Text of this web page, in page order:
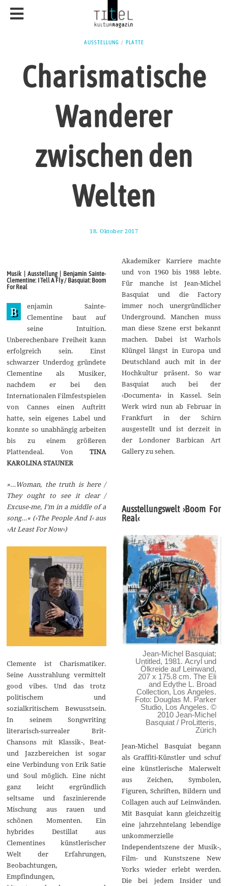
AUSSTELLUNG / PLATTE
Charismatische
Wanderer
zwischen den
Welten
18. Oktober 2017
a
2
0
1
8
Musik | Ausstellung | Benjamin Sainte-
Clementine: I Tell A Fly / Basquiat: Boom
For Real
B
enjamin Sainte-
Clementine baut auf
seine Intuition.
Unberechenbare Freiheit kann
erfolgreich sein. Einst
schwarzer Underdog gründete
Clementine als Musiker,
nachdem er bei den
Internationalen Filmfestspielen
von Cannes einen Auftritt
hatte, sein eigenes Label und
konnte so unabhängig arbeiten
bis zu einem größeren
Plattendeal. VonTINA
KAROLINA STAUNER
»…Woman, the truth is here /
They ought to see it clear /
Excuse-me, I’m in a middle of a
song…« (›The People And I‹ aus
›At Least For Now‹)
Clemente ist Charismatiker.
Seine Ausstrahlung vermittelt
good vibes. Und das trotz
politischem und
sozialkritischem Bewusstsein.
In seinem Songwriting
literarisch-surrealer Brit-
Chansons mit Klassik-, Beat-
und Jazzbereichen ist sogar
eine Verbindung von Erik Satie
und Soul möglich. Eine nicht
ganz leicht ergründlich
seltsame und faszinierende
Mischung aus rauen und
schönen Momenten. Ein
hybrides Destillat aus
Clementines künstlerischer
Welt der Erfahrungen,
Beobachtungen,
Empfindungen,
Akademiker Karriere machte
und von 1960 bis 1988 lebte.
Für manche ist Jean-Michel
Basquiat und die Factory
immer noch unergründlicher
Underground. Manchen muss
man diese Szene erst bekannt
machen. Dabei ist Warhols
Klüngel längst in Europa und
Deutschland auch mit in der
Hochkultur präsent. So war
Basquiat auch bei der
›Documenta‹ in Kassel. Sein
Werk wird nun ab Februar in
Frankfurt in der Schirn
ausgestellt und ist derzeit in
der Londoner Barbican Art
Gallery zu sehen.
Ausstellungswelt ›Boom For
Real‹
Jean-Michel Basquiat;
Untitled, 1981. Acryl und
Ölkreide auf Leinwand,
207 x 175.8 cm. The Eli
and Edythe L. Broad
Collection, Los Angeles.
Foto: Douglas M. Parker
Studio, Los Angeles. ©
2010 Jean-Michel
Basquiat / ProLitteris,
Zürich
Jean-Michel Basquiat begann
als Graffiti-Künstler und schuf
eine künstlerische Malerwelt
aus Zeichen, Symbolen,
Figuren, Schriften, Bildern und
Collagen auch auf Leinwänden.
Mit Basquiat kann gleichzeitig
eine jahrzehntelang lebendige
unkommerzielle
Independentszene der Musik-,
Film- und Kunstszene New
Yorks wieder erlebt werden.
Die bei jedem Insider und